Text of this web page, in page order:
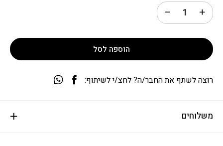
הוספה לסל
משלוחים
רוצה לשתף את החבר/ה? לחצ/י לשיתוף: